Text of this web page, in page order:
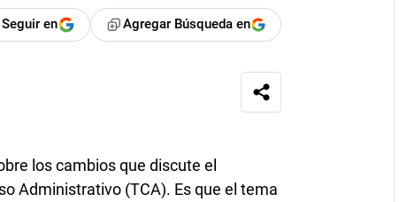
Seguir en Agregar Búsqueda en
los cambios que discute el
Administrativo (TCA). Es que el tema